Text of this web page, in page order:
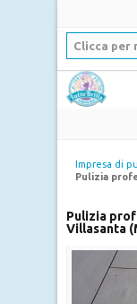
Clicca per
Impresa di
Pulizia
Pulizia
Villasanta